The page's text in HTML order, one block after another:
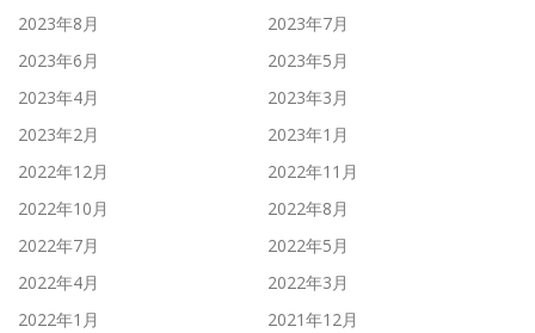
2023年8月
2023年7月
2023年6月
2023年5月
2023年4月
2023年3月
2023年2月
2023年1月
2022年12月
2022年11月
2022年10月
2022年8月
2022年7月
2022年5月
2022年4月
2022年3月
2022年1月
2021年12月